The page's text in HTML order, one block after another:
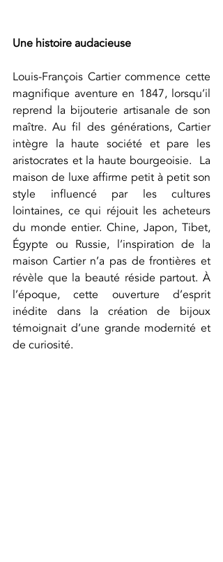
Une histoire audacieuse
Louis-François Cartier commence cette
magnifique aventure en 1847, lorsqu’il
reprend la bijouterie artisanale de son
maître. Au fil des générations, Cartier
intègre la haute société et pare les
aristocrates et la haute bourgeoisie.  La
maison de luxe affirme petit à petit son
style influencé par les cultures
lointaines, ce qui réjouit les acheteurs
du monde entier. Chine, Japon, Tibet,
Égypte ou Russie, l’inspiration de la
maison Cartier n’a pas de frontières et
révèle que la beauté réside partout. À
l’époque, cette ouverture d’esprit
inédite dans la création de bijoux
témoignait d’une grande modernité et
de curiosité.